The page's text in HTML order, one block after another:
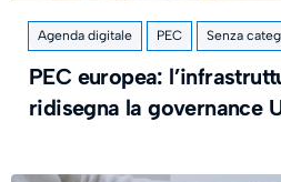
Agenda digitale PEC Senza
PEC europea:
ridisegna la governance